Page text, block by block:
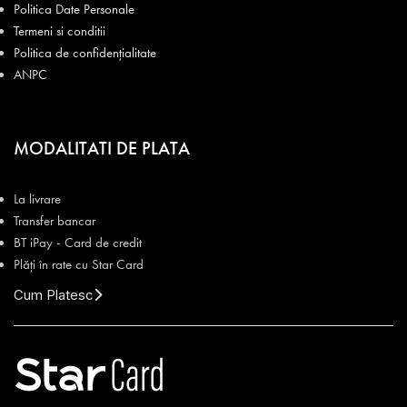
Politica Date Personale
Termeni si conditii
Politica de confidențialitate
ANPC
MODALITATI DE PLATA
La livrare
Transfer bancar
BT iPay - Card de credit
Plăți în rate cu Star Card
Cum Platesc